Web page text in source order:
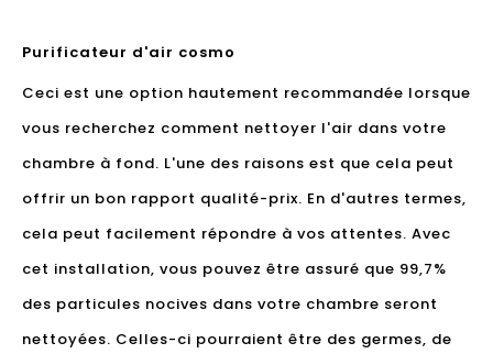
Purificateur d'air cosmo
Ceci est une option hautement recommandée lorsque
vous recherchez comment nettoyer l'air dans votre
chambre à fond. L'une des raisons est que cela peut
offrir un bon rapport qualité-prix. En d'autres termes,
cela peut facilement répondre à vos attentes. Avec
cet installation, vous pouvez être assuré que 99,7%
des particules nocives dans votre chambre seront
nettoyées. Celles-ci pourraient être des germes, de